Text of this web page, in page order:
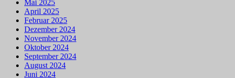
Mai 2025
April 2025
Februar 2025
Dezember 2024
November 2024
Oktober 2024
September 2024
August 2024
Juni 2024